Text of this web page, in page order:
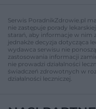
Serwis PoradnikZdrowie.pl
nie zastępuje porady
starań, aby informacje w nim
jednakże decyzja dotycząca
wydawca serwisu nie
zastosowania informacji
nie prowadzi działalności
świadczeń zdrowotnych w
działalności leczniczej.